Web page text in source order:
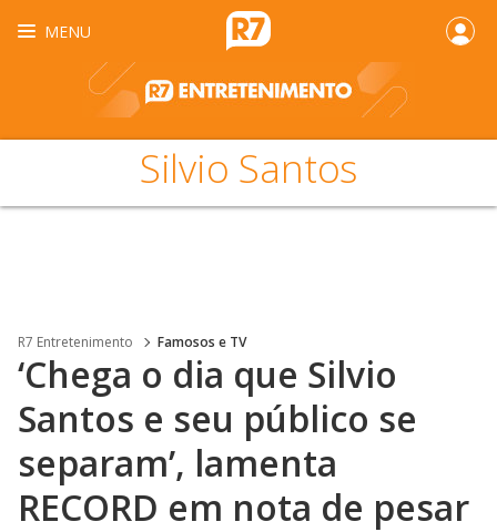
MENU
Silvio Santos
R7 Entretenimento Famosos e TV
‘Chega o dia que Silvio
Santos e seu público se
separam’, lamenta
RECORD em nota de pesar